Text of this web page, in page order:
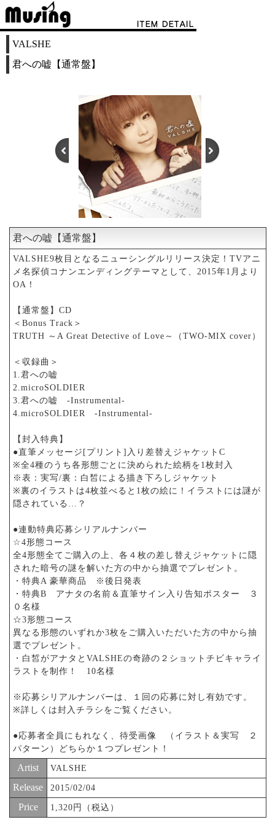
VALSHE
君への嘘【通常盤】
君への嘘【通常盤】
VALSHE9枚目となるニューシングルリリース決定！TVアニ
メ名探偵コナンエンディングテーマとして、2015年1月より
OA！
【通常盤】CD
＜Bonus Track＞
TRUTH ～A Great Detective of Love～（TWO-MIX cover）
＜収録曲＞
1.君への嘘
2.microSOLDIER
3.君への嘘 -Instrumental-
4.microSOLDIER -Instrumental-
【封入特典】
●直筆メッセージ[プリント]入り差替えジャケットC
※全4種のうち各形態ごとに決められた絵柄を1枚封入
※表：実写/裏：白皙による描き下ろしジャケット
※裏のイラストは4枚並べると1枚の絵に！イラストには謎が
隠されている…？
●連動特典応募シリアルナンバー
☆4形態コース
全4形態全てご購入の上、各４枚の差し替えジャケットに隠
された暗号の謎を解いた方の中から抽選でプレゼント。
・特典A 豪華商品 ※後日発表
・特典B アナタの名前＆直筆サイン入り告知ポスター ３
０名様
☆3形態コース
異なる形態のいずれか3枚をご購入いただいた方の中から抽
選でプレゼント。
・白皙がアナタとVALSHEの奇跡の２ショットチビキャライ
ラストを制作！ 10名様
※応募シリアルナンバーは、１回の応募に対し有効です。
※詳しくは封入チラシをご覧ください。
●応募者全員にもれなく、待受画像 （イラスト＆実写 ２
パターン）どちらか１つプレゼント！
Artist VALSHE
Release 2015/02/04
Price 1,320円（税込）